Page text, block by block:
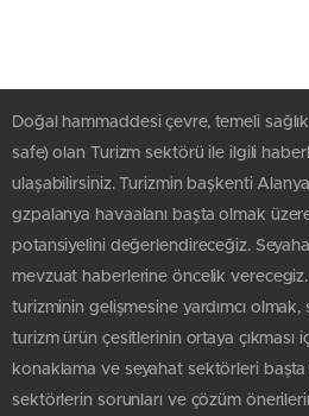
Doğal hammaddesi çevre, temeli
safe) olan Turizm sektörü ile ilgili
ulaşabilirsiniz. Turizmin başkenti Alanya
gzpalanya havaalanı başta olmak
potansiyelini değerlendireceğiz.
mevzuat haberlerine öncelik
turizminin gelişmesine yardımcı
turizm ürün çesitlerinin ortaya çıkması
konaklama ve seyahat sektörleri
sektörlerin sorunları ve çözüm